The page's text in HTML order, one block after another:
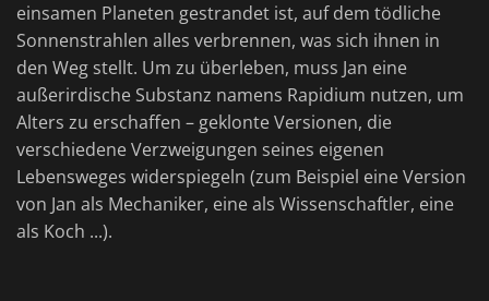
einsamen Planeten gestrandet ist, auf dem tödliche
Sonnenstrahlen alles verbrennen, was sich ihnen in
den Weg stellt. Um zu überleben, muss Jan eine
außerirdische Substanz namens Rapidium nutzen, um
Alters zu erschaffen – geklonte Versionen, die
verschiedene Verzweigungen seines eigenen
Lebensweges widerspiegeln (zum Beispiel eine Version
von Jan als Mechaniker, eine als Wissenschaftler, eine
als Koch ...).